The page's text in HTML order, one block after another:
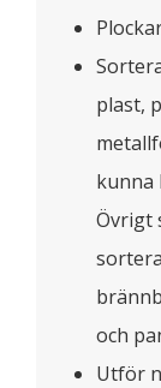
plast,
kunna
Övrigt
och
Utför